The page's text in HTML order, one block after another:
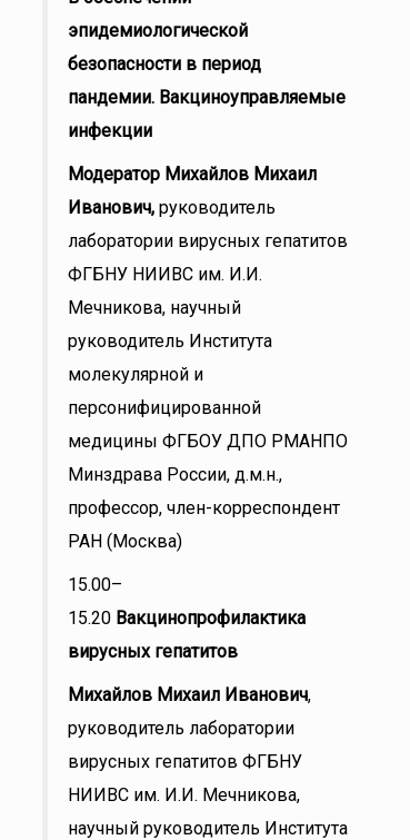
эпидемиологической
безопасности в период
пандемии. Вакциноуправляемые
инфекции
Модератор Михайлов Михаил
Иванович, руководитель
лаборатории вирусных гепатитов
ФГБНУ НИИВС им. И.И.
Мечникова, научный
руководитель Института
молекулярной и
персонифицированной
медицины ФГБОУ ДПО РМАНПО
Минздрава России, д.м.н.,
профессор, член-корреспондент
РАН (Москва)
15.00–
15.20 Вакцинопрофилактика
вирусных гепатитов
Михайлов Михаил Иванович,
руководитель лаборатории
вирусных гепатитов ФГБНУ
НИИВС им. И.И. Мечникова,
научный руководитель Института